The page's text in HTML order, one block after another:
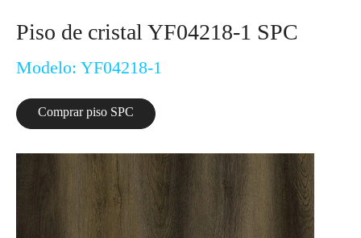
Piso de cristal YF04218-1 SPC
Modelo: YF04218-1
Comprar piso SPC